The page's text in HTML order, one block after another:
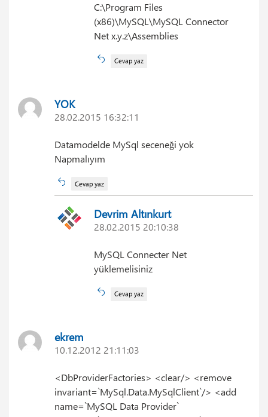
C:\Program Files
(x86)\MySQL\MySQL Connector
Net x.y.z\Assemblies
Cevap yaz
YOK
28.02.2015 16:32:11
Datamodelde MySql seceneği yok
Napmalıyım
Cevap yaz
Devrim Altınkurt
28.02.2015 20:10:38
MySQL Connecter Net
yüklemelisiniz
Cevap yaz
ekrem
10.12.2012 21:11:03
<DbProviderFactories> <clear/> <remove
invariant=`MySql.Data.MySqlClient`/> <add
name=`MySQL Data Provider`